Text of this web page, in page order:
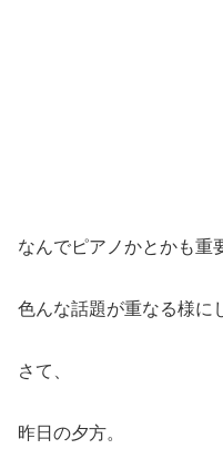
なんでピアノかとかも重
色んな話題が重なる様に
さて、
昨日の夕方。